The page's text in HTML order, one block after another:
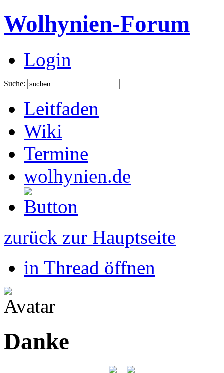
Wolhynien-Forum
Login
Suche:
Leitfaden
Wiki
Termine
wolhynien.de
zurück zur Hauptseite
in Thread öffnen
Danke